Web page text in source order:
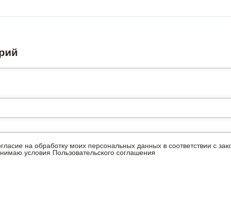
на обработку моих персональных данных в соответствии с
условия Пользовательского соглашения